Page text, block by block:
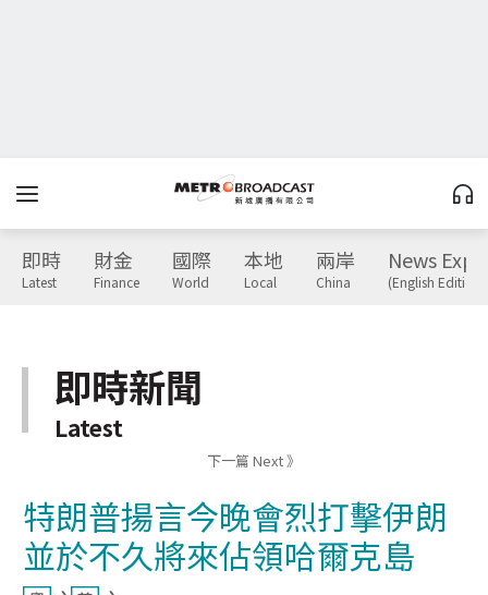
即時
Latest
財金
Finance
國際
World
本地
Local
兩岸
China
News
(English Edition)
即時新聞
Latest
下一篇 Next 》
特朗普揚言今晚會烈打擊伊朗
並於不久將來佔領哈爾克島